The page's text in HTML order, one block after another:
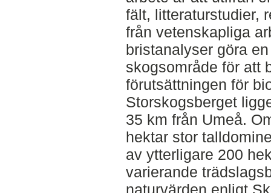
fält, litteraturstudier,
från vetenskapliga
bristanalyser göra
skogsområde för att
förutsättningen för
Storskogsberget
35 km från Umeå.
hektar stor
av ytterligare 200
varierande
naturvärden enligt